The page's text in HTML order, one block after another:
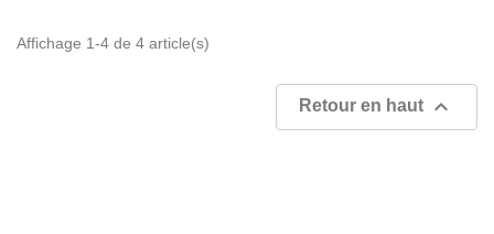
Affichage 1-4 de 4 article(s)
Retour en haut 